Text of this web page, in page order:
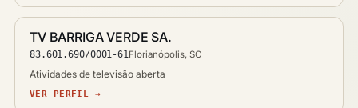
TV BARRIGA VERDE SA.
83.601.690/0001-61 Florianópolis, SC
Atividades de televisão aberta
VER PERFIL →